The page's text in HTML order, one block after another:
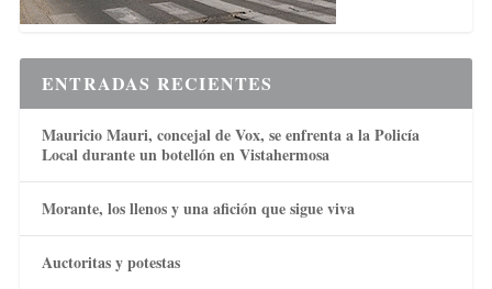
ENTRADAS RECIENTES
Mauricio Mauri, concejal de Vox, se enfrenta a la Policía
Local durante un botellón en Vistahermosa
Morante, los llenos y una afición que sigue viva
Auctoritas y potestas